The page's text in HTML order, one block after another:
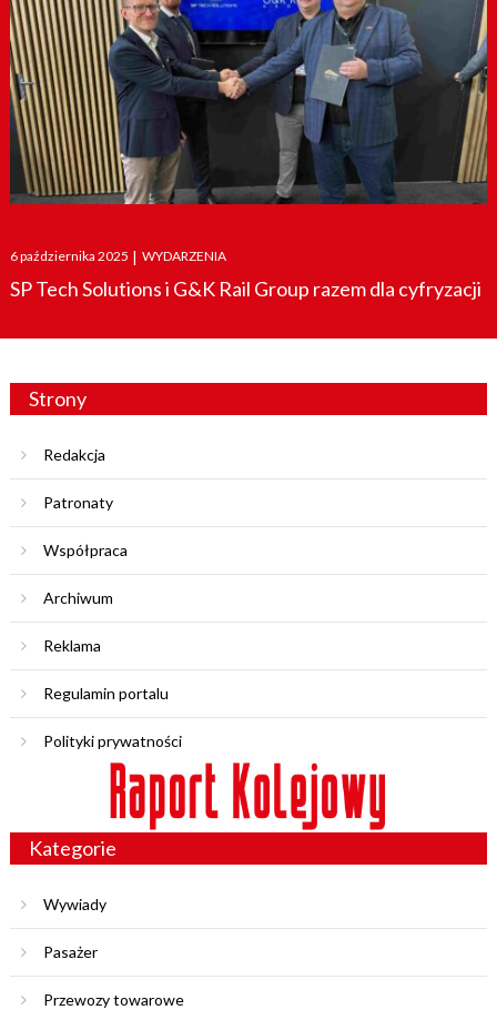
Posted
on
6 października 2025 WYDARZENIA
SP Tech Solutions i G&K Rail Group razem dla cyfryzacji
Strony
Redakcja
Patronaty
Współpraca
Archiwum
Reklama
Regulamin portalu
Polityki prywatności
Kategorie
Wywiady
Pasażer
Przewozy towarowe